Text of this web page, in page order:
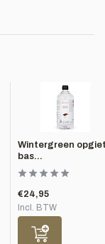
Wintergreen
bas...
€24,95
Incl. BTW